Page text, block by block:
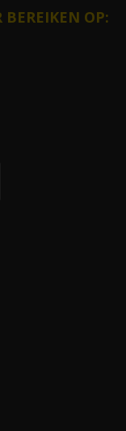
BEREIKEN OP: